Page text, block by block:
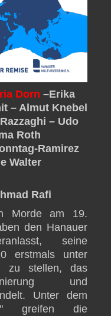
Dorn –Erika
– Almut Knebel
– Udo
Roth
Ramirez
Walter
Rafi
Morde am 19.
den Hanauer
seine
erstmals unter
zu stellen, das
und
Unter dem
greifen die